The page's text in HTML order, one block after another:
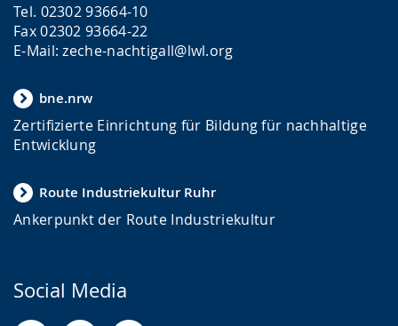
Tel. 02302 93664-10
Fax 02302 93664-22
E-Mail: zeche-nachtigall@lwl.org
bne.nrw
Zertifizierte Einrichtung für Bildung für nachhaltige
Entwicklung
Route Industriekultur Ruhr
Ankerpunkt der Route Industriekultur
Social Media